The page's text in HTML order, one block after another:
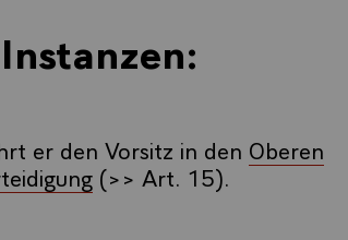
er den Vorsitz in den Oberen
(>> Art. 15).